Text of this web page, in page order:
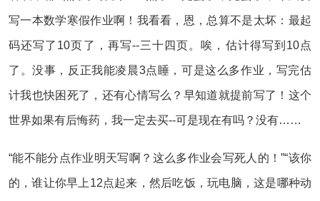
写一本数学寒假作业啊！我看看，恩，总算不是太坏：最起
码还写了10页了，再写--三十四页。唉，估计得写到10点
了。没事，反正我能凌晨3点睡，可是这么多作业，写完估
计我也快困死了，还有心情写么？早知道就提前写了！这个
世界如果有后悔药，我一定去买--可是现在有吗？没有……
“能不能分点作业明天写啊？这么多作业会写死人的！”“该你
的，谁让你早上12点起来，然后吃饭，玩电脑，这是哪种动